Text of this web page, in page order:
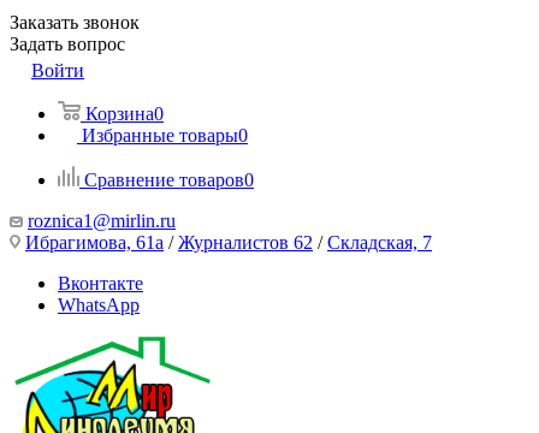
Заказать звонок
Задать вопрос
Войти
Корзина0
Избранные товары0
Сравнение товаров0
roznica1@mirlin.ru
Ибрагимова, 61а /Журналистов 62 /Складская, 7
Вконтакте
WhatsApp